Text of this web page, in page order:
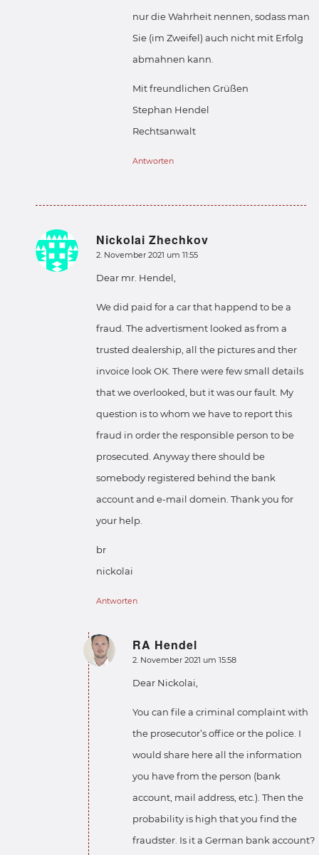
nur die Wahrheit nennen, sodass man
Sie (im Zweifel) auch nicht mit Erfolg
abmahnen kann.
Mit freundlichen Grüßen
Stephan Hendel
Rechtsanwalt
Antworten
Nickolai Zhechkov
sagte:
2. November 2021 um 11:55
Dear mr. Hendel,
We did paid for a car that happend to be a
fraud. The advertisment looked as from a
trusted dealership, all the pictures and ther
invoice look OK. There were few small details
that we overlooked, but it was our fault. My
question is to whom we have to report this
fraud in order the responsible person to be
prosecuted. Anyway there should be
somebody registered behind the bank
account and e-mail domein. Thank you for
your help.
br
nickolai
Antworten
RA Hendel
sagte:
2. November 2021 um 15:58
Dear Nickolai,
You can file a criminal complaint with
the prosecutor’s office or the police. I
would share here all the information
you have from the person (bank
account, mail address, etc.). Then the
probability is high that you find the
fraudster. Is it a German bank account?